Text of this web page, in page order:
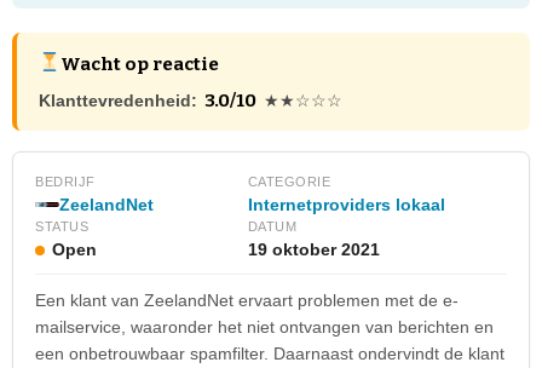
Wacht op reactie
Klanttevredenheid: 3.0/10 ★★☆☆☆
BEDRIJF
ZeelandNet
CATEGORIE
Internetproviders lokaal
STATUS
Open
DATUM
19 oktober 2021
Een klant van ZeelandNet ervaart problemen met de e-
mailservice, waaronder het niet ontvangen van berichten en
een onbetrouwbaar spamfilter. Daarnaast ondervindt de klant